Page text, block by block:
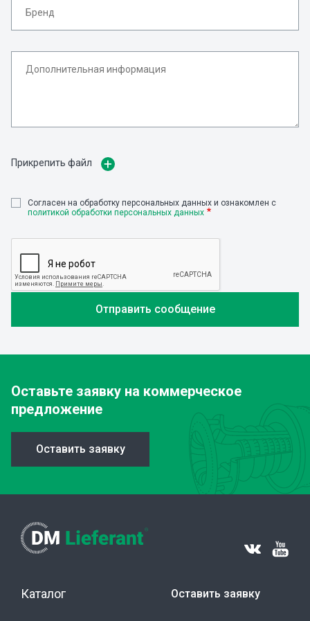
Прикрепить файл
Cогласен на обработку персональных данных и ознакомлен с
политикой обработки персональных данных
Оставьте заявку на коммерческое
предложение
Оставить заявку
Каталог Оставить заявку